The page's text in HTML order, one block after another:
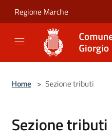
Regione Marche
Giorgio
Home > Sezione tributi
Sezione tributi